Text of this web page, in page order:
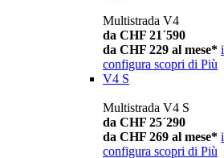
Multistrada V4
da CHF 21´590
da CHF 229 al mese* i
configura scopri di Più
V4 S
Multistrada V4 S
da CHF 25´290
da CHF 269 al mese* i
configura scopri di Più